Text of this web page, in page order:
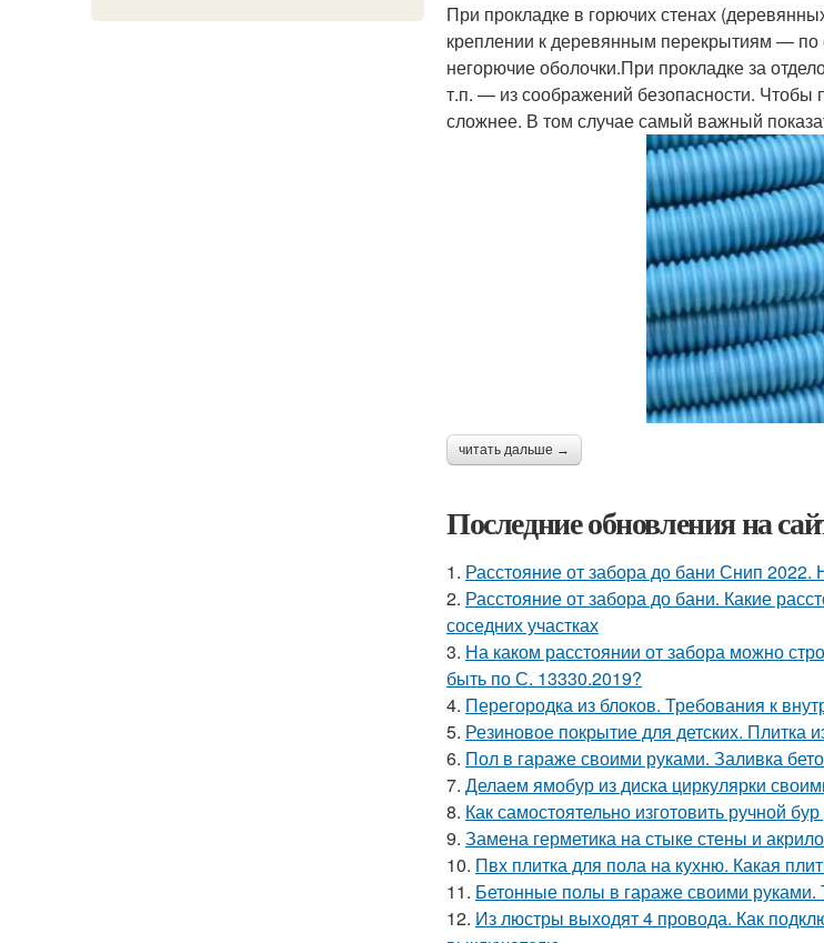
При прокладке в горючих стенах
креплении к деревянным перекрытиям —
негорючие оболочки.При прокладке за
т.п. — из соображений безопасности. Чтобы
сложнее. В том случае самый важный
читать дальше →
Последние обновления на
1. Расстояние от забора до бани Снип
2. Расстояние от забора до бани. Какие
соседних участках
3. На каком расстоянии от забора можно
быть по С. 13330.2019?
4. Перегородка из блоков. Требования к
5. Резиновое покрытие для детских. Плитка
6. Пол в гараже своими руками. Заливка
7. Делаем ямобур из диска циркулярки
8. Как самостоятельно изготовить ручной
9. Замена герметика на стыке стены и
10. Пвх плитка для пола на кухню. Какая
11. Бетонные полы в гараже своими руками.
12. Из люстры выходят 4 провода. Как